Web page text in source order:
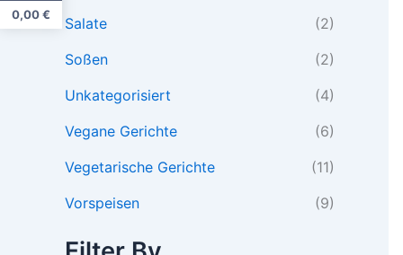
Salate
(2)
Soßen
(2)
Unkategorisiert
(4)
Vegane Gerichte
(6)
Vegetarische Gerichte
(11)
Vorspeisen
(9)
0,00€